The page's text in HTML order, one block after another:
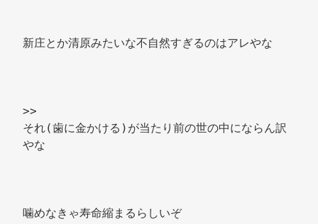
新庄とか清原みたいな不自然すぎるのはアレやな
>>
それ(歯に金かける)が当たり前の世の中にならん訳
やな
噛めなきゃ寿命縮まるらしいぞ